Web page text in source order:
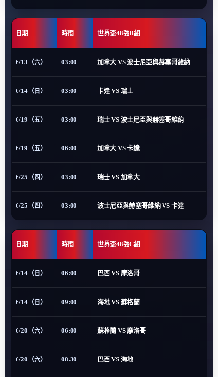
日期 時間 世界盃48強B組
6/13（六） 03:00 加拿大 VS 波士尼亞與赫塞哥維納
6/14（日） 03:00 卡達 VS 瑞士
6/19（五） 03:00 瑞士 VS 波士尼亞與赫塞哥維納
6/19（五） 06:00 加拿大 VS 卡達
6/25（四） 03:00 瑞士 VS 加拿大
6/25（四） 03:00 波士尼亞與赫塞哥維納 VS 卡達
日期 時間 世界盃48強C組
6/14（日） 06:00 巴西 VS 摩洛哥
6/14（日） 09:00 海地 VS 蘇格蘭
6/20（六） 06:00 蘇格蘭 VS 摩洛哥
6/20（六） 08:30 巴西 VS 海地